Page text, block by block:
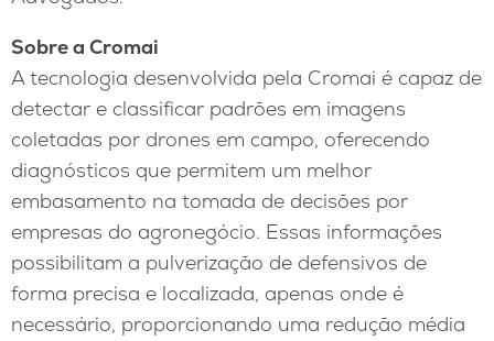
Sobre a Cromai
A tecnologia desenvolvida pela Cromai é capaz de
detectar e classificar padrões em imagens
coletadas por drones em campo, oferecendo
diagnósticos que permitem um melhor
embasamento na tomada de decisões por
empresas do agronegócio. Essas informações
possibilitam a pulverização de defensivos de
forma precisa e localizada, apenas onde é
necessário, proporcionando uma redução média